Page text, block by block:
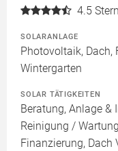
4.5
SOLARANLAGE
Photovoltaik, Dach,
Wintergarten
SOLAR TÄTIGKEITEN
Beratung, Anlage
Reinigung /
Finanzierung,